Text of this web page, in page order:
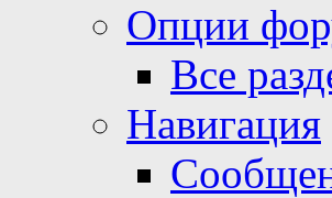
Опции
Все
Навигация